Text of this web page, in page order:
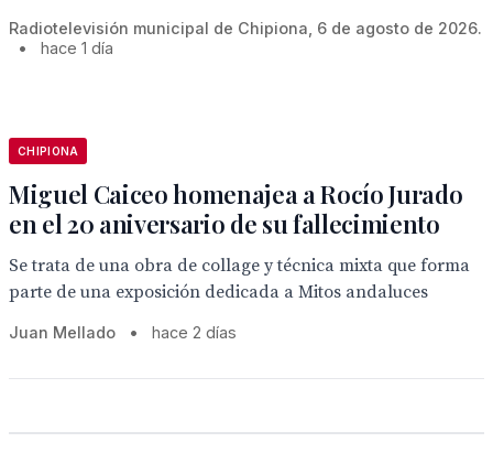
Radiotelevisión municipal de Chipiona, 6 de agosto de 2026.
•
hace 1 día
CHIPIONA
Miguel Caiceo homenajea a Rocío Jurado
en el 20 aniversario de su fallecimiento
Se trata de una obra de collage y técnica mixta que forma
parte de una exposición dedicada a Mitos andaluces
Juan Mellado • hace 2 días